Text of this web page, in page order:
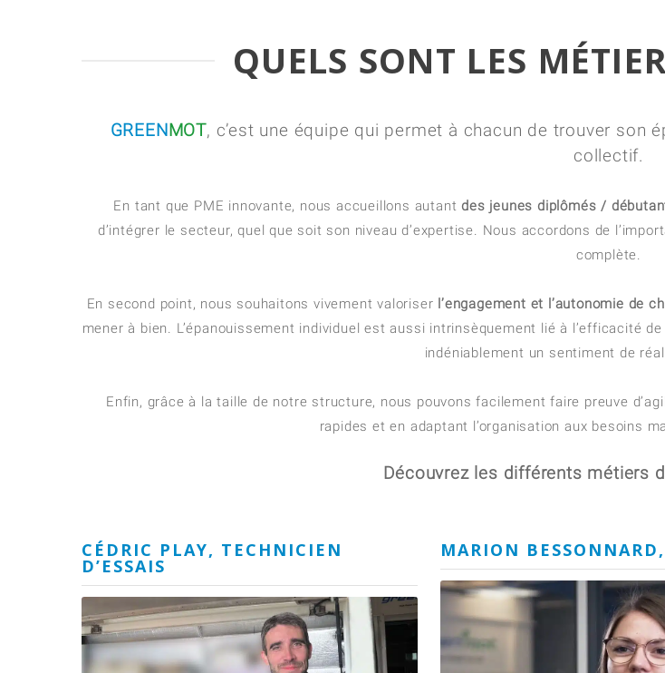
QUELS SONT LES
GREEN MOT, c’est une équipe qui permet à chacun de trouver son
collectif.
En tant que PME innovante, nous accueillons autantdes jeunes diplômés /
d’intégrer le secteur, quel que soit son niveau d’expertise. Nous accordons de
complète.
En second point, nous souhaitons vivement valoriser l’engagement et l’autonomie de
mener à bien. L’épanouissement individuel est aussi intrinsèquement lié à l’efficacité
indéniablement un sentiment de
Enfin, grâce à la taille de notre structure, nous pouvons facilement faire preuve
rapides et en adaptant l’organisation aux besoins
Découvrez les différents métiers
CÉDRIC PLAY, TECHNICIEN
D’ESSAIS
MARION